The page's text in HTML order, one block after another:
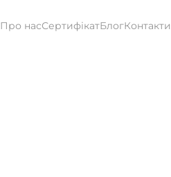
Про насСертифікатБлогКонтакти